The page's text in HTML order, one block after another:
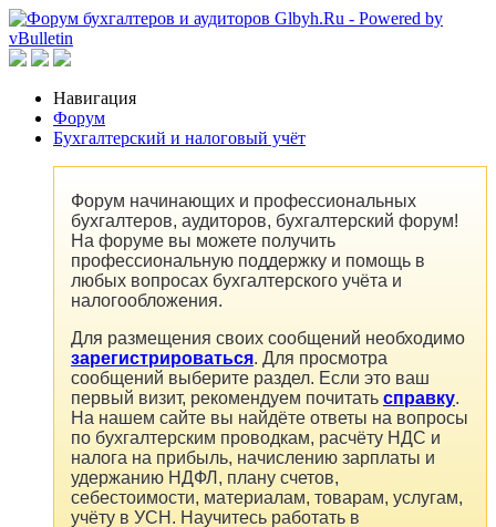
Навигация
Форум
Бухгалтерский и налоговый учёт
Форум начинающих и профессиональных
бухгалтеров, аудиторов, бухгалтерский форум!
На форуме вы можете получить
профессиональную поддержку и помощь в
любых вопросах бухгалтерского учёта и
налогообложения.
Для размещения своих сообщений необходимо
зарегистрироваться. Для просмотра
сообщений выберите раздел. Если это ваш
первый визит, рекомендуем почитать справку.
На нашем сайте вы найдёте ответы на вопросы
по бухгалтерским проводкам, расчёту НДС и
налога на прибыль, начислению зарплаты и
удержанию НДФЛ, плану счетов,
себестоимости, материалам, товарам, услугам,
учёту в УСН. Научитесь работать в